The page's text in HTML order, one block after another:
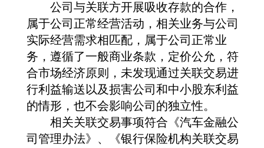
公司与关联方开展吸收存款的合作，
属于公司正常经营活动，相关业务与公司
实际经营需求相匹配，属于公司正常业
务，遵循了一般商业条款，定价公允，符
合市场经济原则，未发现通过关联交易进
行利益输送以及损害公司和中小股东利益
的情形，也不会影响公司的独立性。
相关关联交易事项符合《汽车金融公
司管理办法》、《银行保险机构关联交易